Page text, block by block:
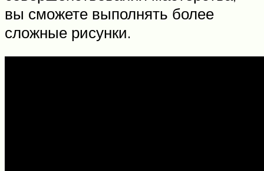
вы сможете выполнять более
сложные рисунки.